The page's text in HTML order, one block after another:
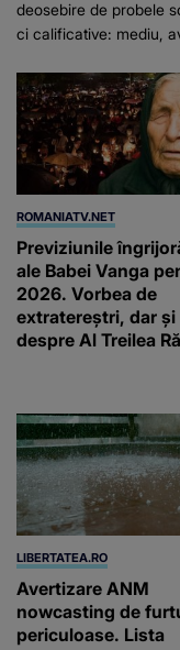
deosebire de probele
ci calificative: mediu,
ROMANIATV.NET
Previziunile
ale Babei Vanga
2026. Vorbea de
extratereștri, dar și
despre Al Treilea
LIBERTATEA.RO
Avertizare ANM
nowcasting de
periculoase. Lista